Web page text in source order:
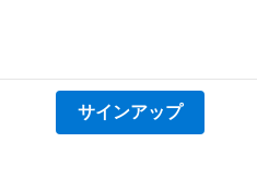
サインアップ